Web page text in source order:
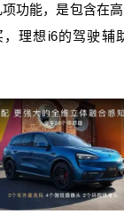
功能，是包含在
，理想i6的驾驶辅